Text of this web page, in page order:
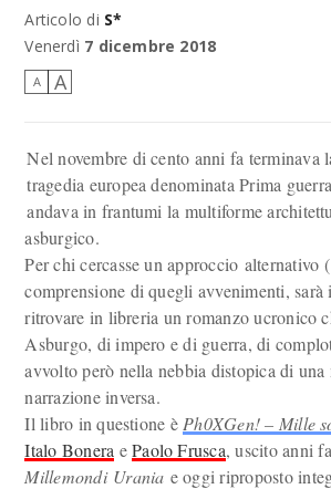
Articolo di S*
Venerdì 7 dicembre 2018
A A
Nel novembre di cento anni fa terminava
tragedia europea denominata Prima
andava in frantumi la multiforme
asburgico.
Per chi cercasse un approccio alternativo
comprensione di quegli avvenimenti, sarà
ritrovare in libreria un romanzo ucronico
Asburgo, di impero e di guerra, di
avvolto però nella nebbia distopica di una
narrazione inversa.
Il libro in questione è Ph0XGen! – Mille
Italo Bonera ePaolo Frusca, uscito anni
Millemondi Urania e oggi riproposto